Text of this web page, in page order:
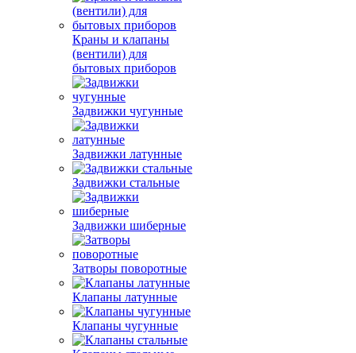
Краны и клапаны
(вентили) для
бытовых приборов
Задвижки чугунные
Задвижки латунные
Задвижки стальные
Задвижки шиберные
Затворы поворотные
Клапаны латунные
Клапаны чугунные